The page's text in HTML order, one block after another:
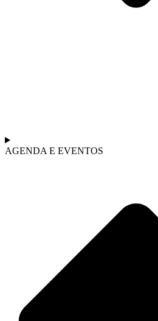
AGENDA E EVENTOS